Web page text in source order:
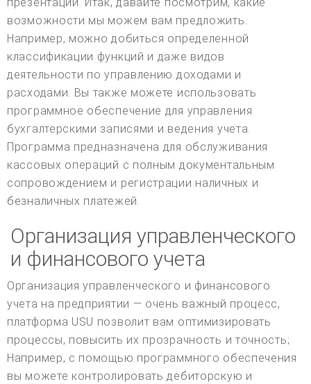
возможности мы можем вам предложить.
Например, можно добиться определенной
классификации функций и даже видов
деятельности по управлению доходами и
расходами. Вы также можете использовать
программное обеспечение для управления
бухгалтерскими записями и ведения учета.
Программа предназначена для обслуживания
кассовых операций с полным документальным
сопровождением и регистрации наличных и
безналичных платежей.
Организация управленческого
и финансового учета
Организация управленческого и финансового
учета на предприятии — очень важный процесс,
платформа USU позволит вам оптимизировать
процессы, повысить их прозрачность и точность;
Например, с помощью программного обеспечения
вы можете контролировать дебиторскую и